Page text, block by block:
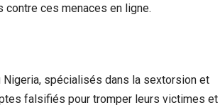
ces menaces en ligne.
spécialisés dans la sextorsion et
falsifiés pour tromper leurs victimes et